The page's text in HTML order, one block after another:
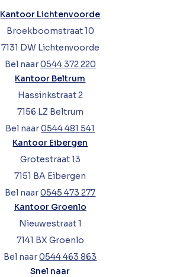
Kantoor Lichtenvoorde
Broekboomstraat 10
7131 DW Lichtenvoorde
Bel naar0544 372 220
Kantoor Beltrum
Hassinkstraat 2
7156 LZ Beltrum
Bel naar0544 481 541
Kantoor Eibergen
Grotestraat 13
7151 BA Eibergen
Bel naar0545 473 277
Kantoor Groenlo
Nieuwestraat 1
7141 BX Groenlo
Bel naar0544 463 863
Snel naar